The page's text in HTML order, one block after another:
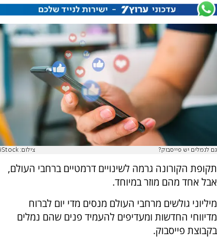
גם לנמלים יש פייסבוק? צילום: iStock
תקופת הקורונה גרמה לשינויים דרמטיים ברחבי העולם,
אבל אחד מהם מוזר במיוחד.
מיליוני גולשים מרחבי העולם מנסים מדי יום לברוח
מדיווחי החדשות ומעדיפים להעמיד פנים שהם נמלים
בקבוצת פייסבוק.